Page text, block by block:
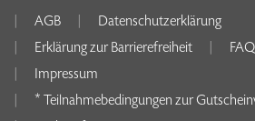
AGB
Datenschutzerklärung
Erklärung zur Barrierefreiheit
Impressum
* Teilnahmebedingungen zur